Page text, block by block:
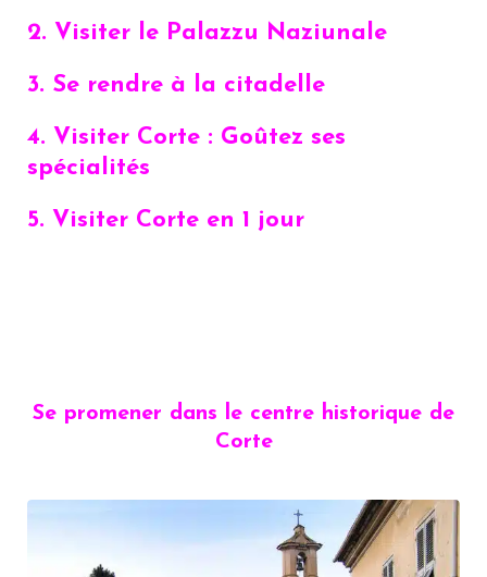
2. Visiter le Palazzu Naziunale
3. Se rendre à la citadelle
4. Visiter Corte : Goûtez ses
spécialités
5. Visiter Corte en 1 jour
Se promener dans le centre historique de
Corte